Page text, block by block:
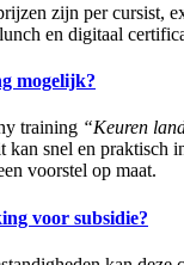
zijn per cursist,
en digitaal
mogelijk?
training “Keuren
kan snel en praktisch
voorstel op maat.
voor subsidie?